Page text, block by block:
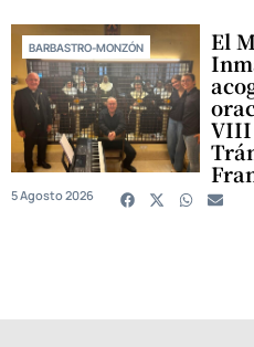
BARBASTRO-MONZÓN El
VIII
5 Agosto 2026